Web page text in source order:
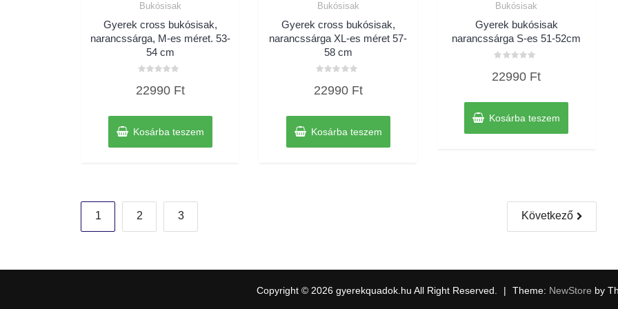
Bukósisak
Gyerek cross bukósisak,
narancssárga, M-es méret. 53-
54 cm
0
22990 Ft
Kosárba teszem
Bukósisak
Gyerek cross bukósisak,
narancssárga XL-es méret 57-
58 cm
0
22990 Ft
Kosárba teszem
Bukósisak
Gyerek bukósisak
narancssárga S-es 51-52cm
0
22990 Ft
Kosárba teszem
Bejegyzések
lapozása
1 2 3 Következő
Copyright © 2026 gyerekquadok.hu All Right Reserved. | Theme: NewStore by